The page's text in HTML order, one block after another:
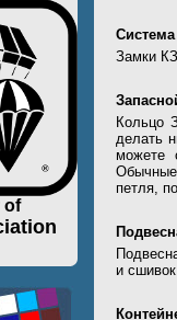
of
Замки
Кольцо
делать
можете
Обычные
петля,
и